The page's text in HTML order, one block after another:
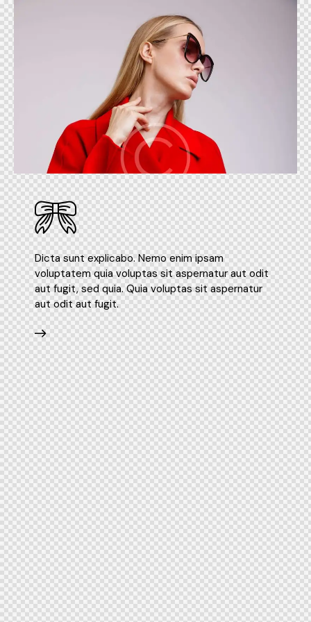
Dicta sunt explicabo. Nemo enim ipsam
voluptatem quia voluptas sit aspernatur aut odit
aut fugit, sed quia. Quia voluptas sit aspernatur
aut odit aut fugit.